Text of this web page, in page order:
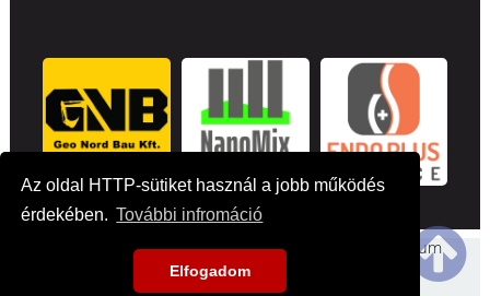
Az oldal HTTP-sütiket használ a jobb működés
érdekében. További infromáció
Elfogadom
Főoldal Hirek Médiaajánlat
Impresszum
Kapcsolat